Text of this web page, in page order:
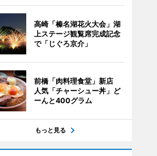
高崎「榛名湖花火大会」湖
上ステージ観覧席完成記念
で「じぐろ京介」
前橋「肉料理食堂」新店
人気「チャーシュー丼」ど
ーんと400グラム
もっと見る